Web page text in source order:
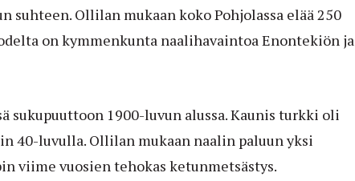
suhteen. Ollilan mukaan koko Pohjolassa elää 250
on kymmenkunta naalihavaintoa Enontekiön ja
sukupuuttoon 1900-luvun alussa. Kaunis turkki oli
40-luvulla. Ollilan mukaan naalin paluun yksi
viime vuosien tehokas ketunmetsästys.